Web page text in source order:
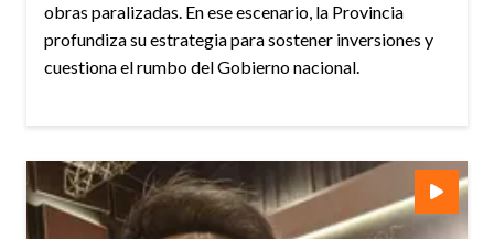
obras paralizadas. En ese escenario, la Provincia
profundiza su estrategia para sostener inversiones y
cuestiona el rumbo del Gobierno nacional.